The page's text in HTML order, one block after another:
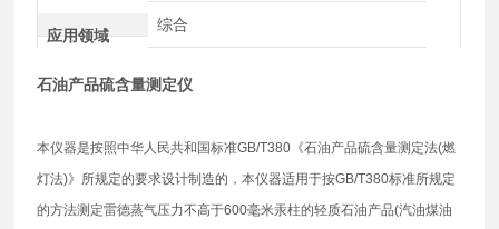
应用领域
综合
石油产品硫含量测定仪
本仪器是按照中华人民共和国标准GB/T380《石油产品硫含量测定法(燃
灯法)》所规定的要求设计制造的，本仪器适用于按GB/T380标准所规定
的方法测定雷德蒸气压力不高于600毫米汞柱的轻质石油产品(汽油煤油